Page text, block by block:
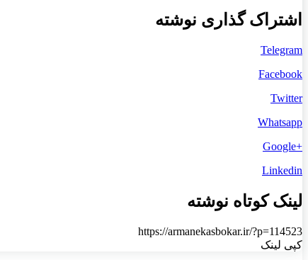
اشتراک گذاری نوشته
Telegram
Facebook
Twitter
Whatsapp
+Google
Linkedin
لینک کوتاه نوشته
https://armanekasbokar.ir/?p=114523
کپی لینک